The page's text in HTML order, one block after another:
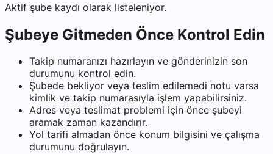
Aktif şube kaydı olarak listeleniyor.
Şubeye Gitmeden Önce Kontrol Edin
Takip numaranızı hazırlayın ve gönderinizin son
durumunu kontrol edin.
Şubede bekliyor veya teslim edilemedi notu varsa
kimlik ve takip numarasıyla işlem yapabilirsiniz.
Adres veya teslimat problemi için önce şubeyi
aramak zaman kazandırır.
Yol tarifi almadan önce konum bilgisini ve çalışma
durumunu doğrulayın.